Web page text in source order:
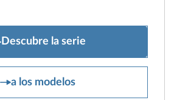
ONTOUR
Descubre la serie
a los modelos
ONTOUR